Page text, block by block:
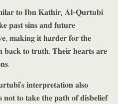
𝐭𝐨 𝐈𝐛𝐧 𝐊𝐚𝐭𝐡𝐢𝐫, 𝐀𝐥-𝐐𝐮𝐫𝐭𝐮𝐛𝐢
𝐩𝐚𝐬𝐭 𝐬𝐢𝐧𝐬 𝐚𝐧𝐝 𝐟𝐮𝐭𝐮𝐫𝐞
𝐦𝐚𝐤𝐢𝐧𝐠 𝐢𝐭 𝐡𝐚𝐫𝐝𝐞𝐫 𝐟𝐨𝐫 𝐭𝐡𝐞
𝐛𝐚𝐜𝐤 𝐭𝐨 𝐭𝐫𝐮𝐭𝐡. 𝐓𝐡𝐞𝐢𝐫 𝐡𝐞𝐚𝐫𝐭𝐬 𝐚𝐫𝐞
𝐢𝐧𝐭𝐞𝐫𝐩𝐫𝐞𝐭𝐚𝐭𝐢𝐨𝐧 𝐚𝐥𝐬𝐨
𝐭𝐨 𝐭𝐚𝐤𝐞 𝐭𝐡𝐞 𝐩𝐚𝐭𝐡 𝐨𝐟 𝐝𝐢𝐬𝐛𝐞𝐥𝐢𝐞𝐟